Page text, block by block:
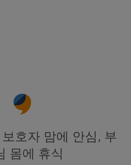
호자 맘에 안심, 부
몸에 휴식